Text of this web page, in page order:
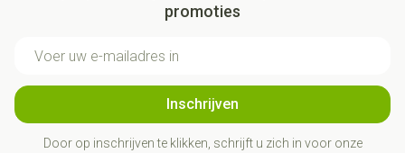
promoties
Inschrijven
Door op inschrijven te klikken, schrijft u zich in voor onze